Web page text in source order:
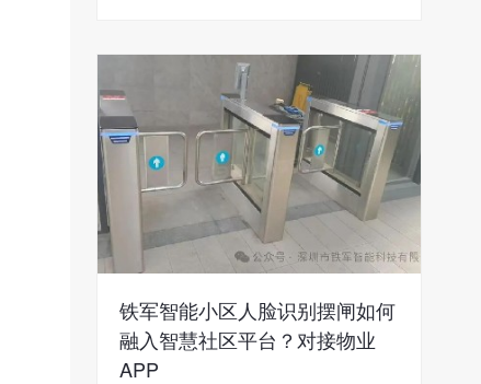
铁军智能小区人脸识别摆闸如何
融入智慧社区平台？对接物业
APP